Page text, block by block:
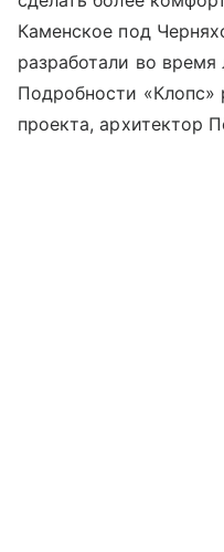
Каменское под
разработали во время
Подробности «Клопс»
проекта, архитектор